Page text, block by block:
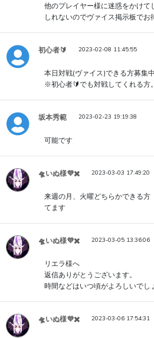
他のプレイヤー様に迷惑をかけて
しれないのでヴァイス掲示板でお
初心者🔰 2023-02-08 11:45:55
本日対戦(ヴァイス)できる方募集中
※初心者🔰でも対戦してくれる方。
坂本秀範 2023-02-23 19:19:38
可能です
🛸いぬ様💜✖️ 2023-03-03 17:49:20
来週の月、火曜どちらかできる方
てます
🛸いぬ様💜✖️ 2023-03-05 13:36:06
リエラ様へ
返信ありがとうございます。
時間などはいつ頃がよろしいでし
🛸いぬ様💜✖️ 2023-03-06 17:54:31